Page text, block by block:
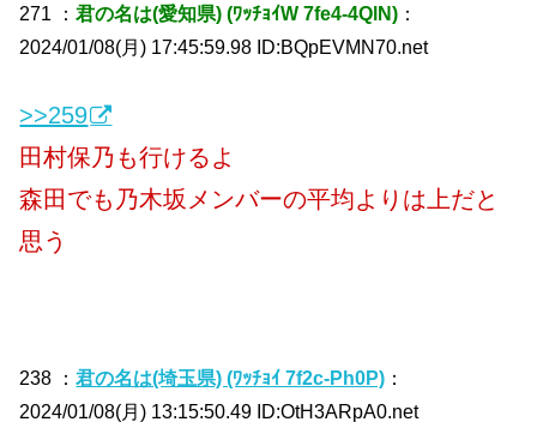
271 ：君の名は(愛知県) (ﾜｯﾁｮｲW 7fe4-4QlN) ：
2024/01/08(月) 17:45:59.98 ID:BQpEVMN70.net
>>259
田村保乃も行けるよ
森田でも乃木坂メンバーの平均よりは上だと
思う
238 ：君の名は(埼玉県) (ﾜｯﾁｮｲ 7f2c-Ph0P) ：
2024/01/08(月) 13:15:50.49 ID:OtH3ARpA0.net